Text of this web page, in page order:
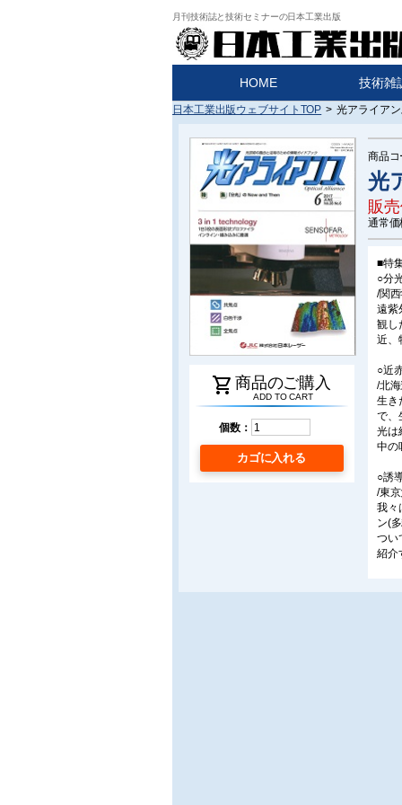
月刊技術誌と技術セミナーの日本工業出版
HOME 技術雑
日本工業出版ウェブサイトTOP > 光アライア
shopping_cart 商品のご購入
ADD TO CART
個数：
カゴに入れる
商品コ
光
販
通常価
■特
○分
/関
遠紫
観し
近、
○近
/北
生き
で、
光は
中の
○誘
/東
我々
ン(
つい
紹介